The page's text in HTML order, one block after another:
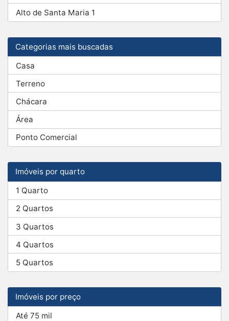
Alto de Santa Maria 1
Categorias mais buscadas
Casa
Terreno
Chácara
Área
Ponto Comercial
Imóveis por quarto
1 Quarto
2 Quartos
3 Quartos
4 Quartos
5 Quartos
Imóveis por preço
Até 75 mil